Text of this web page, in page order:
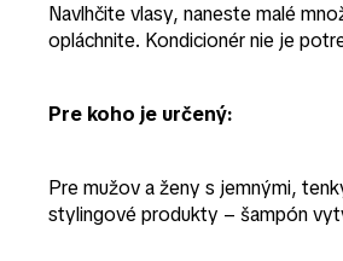
Navlhčite vlasy, naneste malé
opláchnite. Kondicionér nie je
Pre koho je určený:
Pre mužov a ženy s jemnými,
stylingové produkty – šampón